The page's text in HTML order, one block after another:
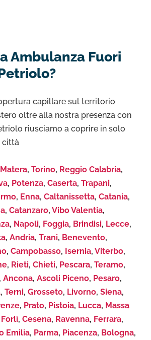
Ambulanza Fuori
capillare sul territorio
oltre alla nostra presenza con
riusciamo a coprire in solo
città
Matera, Torino, Reggio Calabria,
, Potenza, Caserta, Trapani,
, Enna, Caltanissetta, Catania,
, Catanzaro, Vibo Valentia,
, Napoli, Foggia, Brindisi, Lecce,
, Andria, Trani, Benevento,
, Campobasso, Isernia, Viterbo,
, Rieti, Chieti, Pescara, Teramo,
, Ancona, Ascoli Piceno, Pesaro,
, Terni, Grosseto, Livorno, Siena,
, Prato, Pistoia, Lucca, Massa
Forlì, Cesena, Ravenna, Ferrara,
Emilia, Parma, Piacenza, Bologna,